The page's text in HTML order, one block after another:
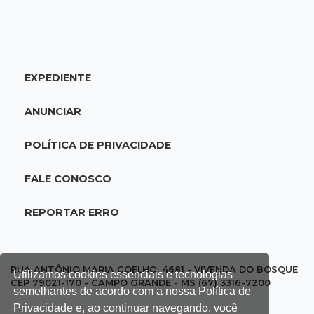
Utilizamos cookies essenciais e tecnologias
semelhantes de acordo com a nossa Política de
Privacidade e, ao continuar navegando, você
20:06Balcão de empregos
abertas em 114 funções
Em visita à Feira Central, Riedel volta a
futuro do jogo do bicho no País
19:09 Cotação
EXPEDIENTE
ANUNCIAR
POLÍTICA DE PRIVACIDADE
FALE CONOSCO
REPORTAR ERRO
RUA ANTÔNIO MARIA COELHO, 4681 - VIVENDA DO BOSQUE
CEP 79021-170 - CAMPO GRANDE - MS (67) 3316-7200